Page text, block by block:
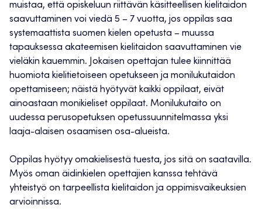
muistaa, että opiskeluun riittävän käsitteellisen kielitaidon
saavuttaminen voi viedä 5 – 7 vuotta, jos oppilas saa
systemaattista suomen kielen opetusta – muussa
tapauksessa akateemisen kielitaidon saavuttaminen vie
vieläkin kauemmin. Jokaisen opettajan tulee kiinnittää
huomiota kielitietoiseen opetukseen ja monilukutaidon
opettamiseen; näistä hyötyvät kaikki oppilaat, eivät
ainoastaan monikieliset oppilaat. Monilukutaito on
uudessa perusopetuksen opetussuunnitelmassa yksi
laaja-alaisen osaamisen osa-alueista.
Oppilas hyötyy omakielisestä tuesta, jos sitä on saatavilla.
Myös oman äidinkielen opettajien kanssa tehtävä
yhteistyö on tarpeellista kielitaidon ja oppimisvaikeuksien
arvioinnissa.